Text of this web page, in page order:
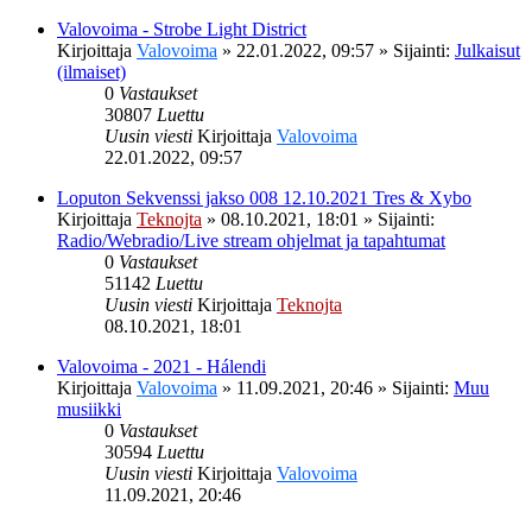
Valovoima - Strobe Light District
Kirjoittaja Valovoima » 22.01.2022, 09:57 » Sijainti: Julkaisut
(ilmaiset)
0 Vastaukset
30807 Luettu
Uusin viesti Kirjoittaja Valovoima
22.01.2022, 09:57
Loputon Sekvenssi jakso 008 12.10.2021 Tres & Xybo
Kirjoittaja Teknojta » 08.10.2021, 18:01 » Sijainti:
Radio/Webradio/Live stream ohjelmat ja tapahtumat
0 Vastaukset
51142 Luettu
Uusin viesti Kirjoittaja Teknojta
08.10.2021, 18:01
Valovoima - 2021 - Hálendi
Kirjoittaja Valovoima » 11.09.2021, 20:46 » Sijainti: Muu
musiikki
0 Vastaukset
30594 Luettu
Uusin viesti Kirjoittaja Valovoima
11.09.2021, 20:46